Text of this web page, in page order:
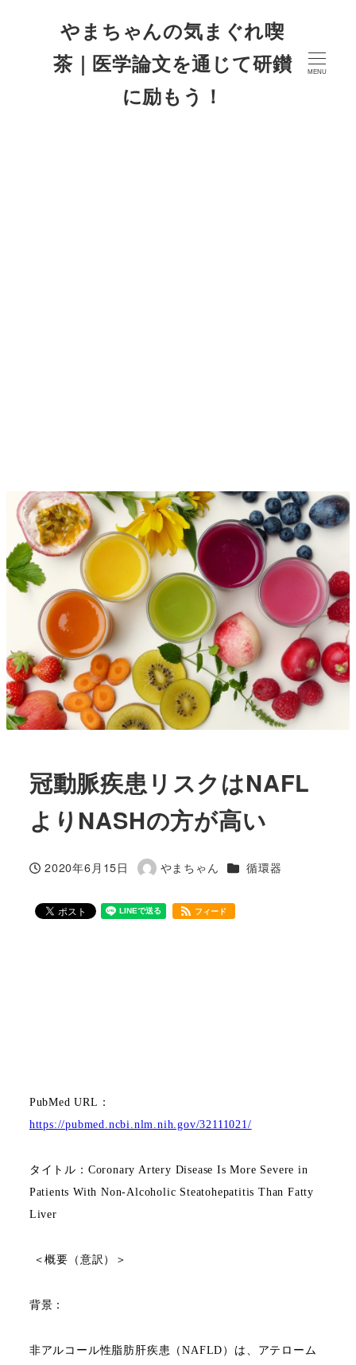
やまちゃんの気まぐれ喫
茶｜医学論文を通じて研鑚
に励もう！
MENU
冠動脈疾患リスクはNAFL
よりNASHの方が高い
投稿日
2020年6月15日
著
やまちゃん カテゴリー
循環器
フィード
PubMed URL ：
https://pubmed.ncbi.nlm.nih.gov/32111021/
タイトル： Coronary Artery Disease Is More Severe in
Patients With Non-Alcoholic Steatohepatitis Than Fatty
Liver
＜概要（意訳）＞
背景：
非アルコール性脂肪肝疾患（NAFLD ）は、アテローム